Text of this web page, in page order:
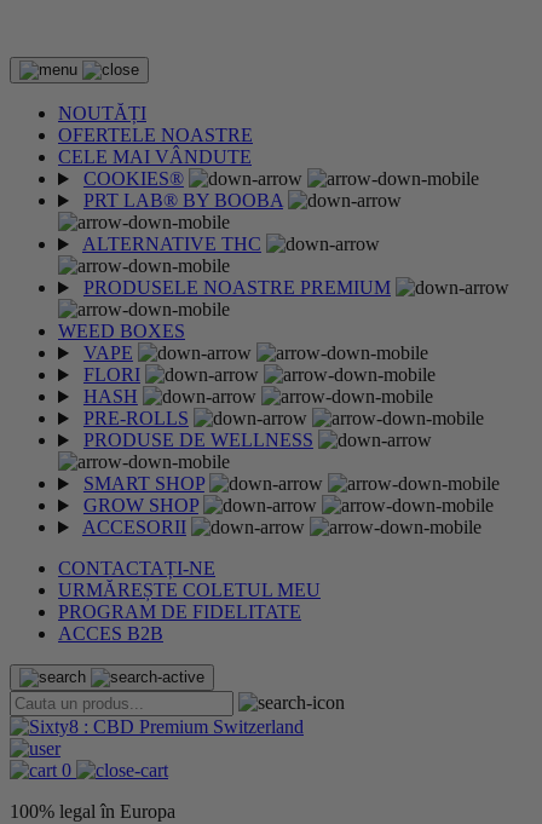
NOUTĂȚI
OFERTELE NOASTRE
CELE MAI VÂNDUTE
COOKIES®
PRT LAB® BY BOOBA
ALTERNATIVE THC
PRODUSELE NOASTRE PREMIUM
WEED BOXES
VAPE
FLORI
HASH
PRE-ROLLS
PRODUSE DE WELLNESS
SMART SHOP
GROW SHOP
ACCESORII
CONTACTAȚI-NE
URMĂREȘTE COLETUL MEU
PROGRAM DE FIDELITATE
ACCES B2B
0
100% legal în Europa